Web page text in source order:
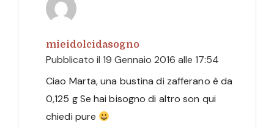
mieidolcidasogno
Pubblicato il 19 Gennaio 2016 alle 17:54
Ciao Marta, una bustina di zafferano è da
0,125 g Se hai bisogno di altro son qui
chiedi pure